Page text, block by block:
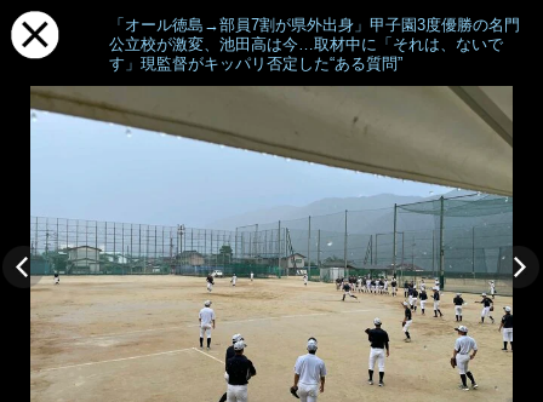
「オール徳島→部員7割が県外出身」甲子園3度優勝の名門
公立校が激変、池田高は今…取材中に「それは、ないで
す」現監督がキッパリ否定した“ある質問”